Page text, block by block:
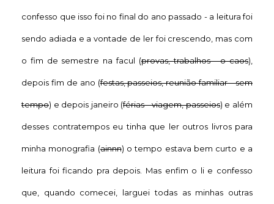
confesso que isso foi no final do ano passado - a leitura foi
sendo adiada e a vontade de ler foi crescendo, mas com
o fim de semestre na facul (provas, trabalhos - o caos),
depois fim de ano (festas, passeios, reunião familiar - sem
tempo) e depois janeiro (férias - viagem, passeios) e além
desses contratempos eu tinha que ler outros livros para
minha monografia (ainnn) o tempo estava bem curto e a
leitura foi ficando pra depois. Mas enfim o li e confesso
que, quando comecei, larguei todas as minhas outras